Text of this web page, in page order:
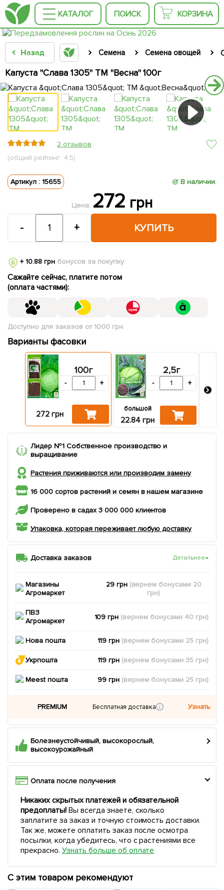
КАТАЛОГ ПОИСК КОРЗИНА
Назад Семена Семена овощей
Капуста "Слава 1305" ТМ "Весна" 100г
2 отзывов
(общий рейтинг: 4.5)
Артикул : 15655 В наличии.
Цена: 272 грн
КУПИТЬ
- +
+ 10.88 грнбонусов за покупку
Сажайте сейчас, платите потом
(оплата частями):
Доступно для заказов от 1000 грн.
Варианты фасовки
100г
- +
272 грн
2,5г
- +
большой
22.84 грн
Лидер №1 Собственное производство и
выращивание
Растения приживаются или производим замену
16 000 сортов растений и семян в нашем магазине
Проверено в садах 3 000 000 клиентов
Упаковка, которая переживает любую доставку
Доставка заказов Детальнее→
Магазины
Агромаркет
29 грн (вернем бонусами 20
грн)
ПВЗ
Агромаркет
109 грн (вернем бонусами 40 грн)
Нова пошта 119 грн (вернем бонусами 25 грн)
Укрпошта 119 грн (вернем бонусами35 грн)
Meest пошта 99 грн (вернем бонусами 25 грн)
PREMIUM Бесплатная доставка Узнать
Болезнеустойчивый, высокорослый,
высокоурожайный
Оплата после получения
Никаких скрытых платежей и обязательной
предоплаты!Вы всегда знаете, сколько
заплатите за заказ и точную стоимость доставки.
Так же, можете оплатить заказ после осмотра
посылки, когда убедитесь, что с растениями все
прекрасно. Узнать больше об оплате
С этим товаром рекомендуют